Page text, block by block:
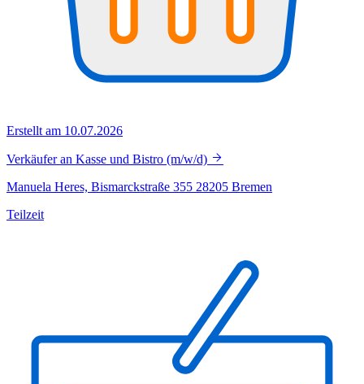
Erstellt am 10.07.2026
Verkäufer an Kasse und Bistro (m/w/d)
Manuela Heres, Bismarckstraße 355 28205 Bremen
Teilzeit